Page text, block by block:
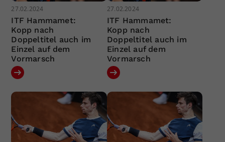
27.02.2024
ITF Hammamet:
Kopp nach
Doppeltitel auch im
Einzel auf dem
Vormarsch
27.02.2024
ITF Hammamet:
Kopp nach
Doppeltitel auch im
Einzel auf dem
Vormarsch